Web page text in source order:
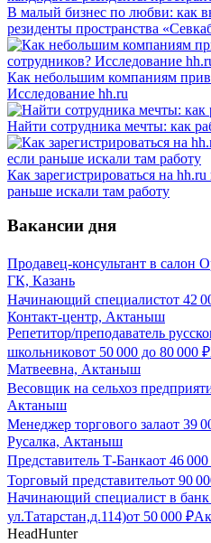
В малый бизнес по любви: как
резиденты пространства
Как небольшим компаниям
Исследование hh.ru
Найти сотрудника мечты: как
Как зарегистрироваться на hh.ru
раньше искали там работу
Вакансии дня
Продавец-консультант в салон
ГК, Казань
Начинающий специалистот 42
Контакт-центр, Актаныш
Репетитор/преподаватель
школьниковот 50 000 до 80 000 ₽
Матвеевна, Актаныш
Весовщик на сельхоз
Актаныш
Менеджер торгового залаот 39
Русалка, Актаныш
Представитель Т-Банкаот 46 000
Торговый представительот 90
Начинающий специалист в
ул.Татарстан,д.114)от 50 000 ₽
HeadHunter